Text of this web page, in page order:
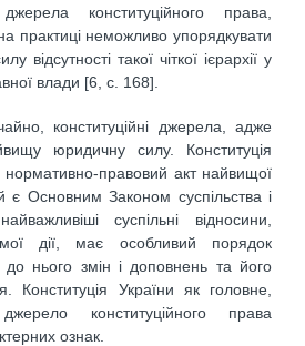
конституційного права,
практиці неможливо упорядкувати
відсутності такої чіткої ієрархії у
влади [6, c. 168].
конституційні джерела, адже
юридичну силу. Конституція
правовий акт найвищої
є Основним Законом суспільства і
суспільні відносини,
дії, має особливий порядок
нього змін і доповнень та його
Конституція України як головне,
конституційного права
ознак.